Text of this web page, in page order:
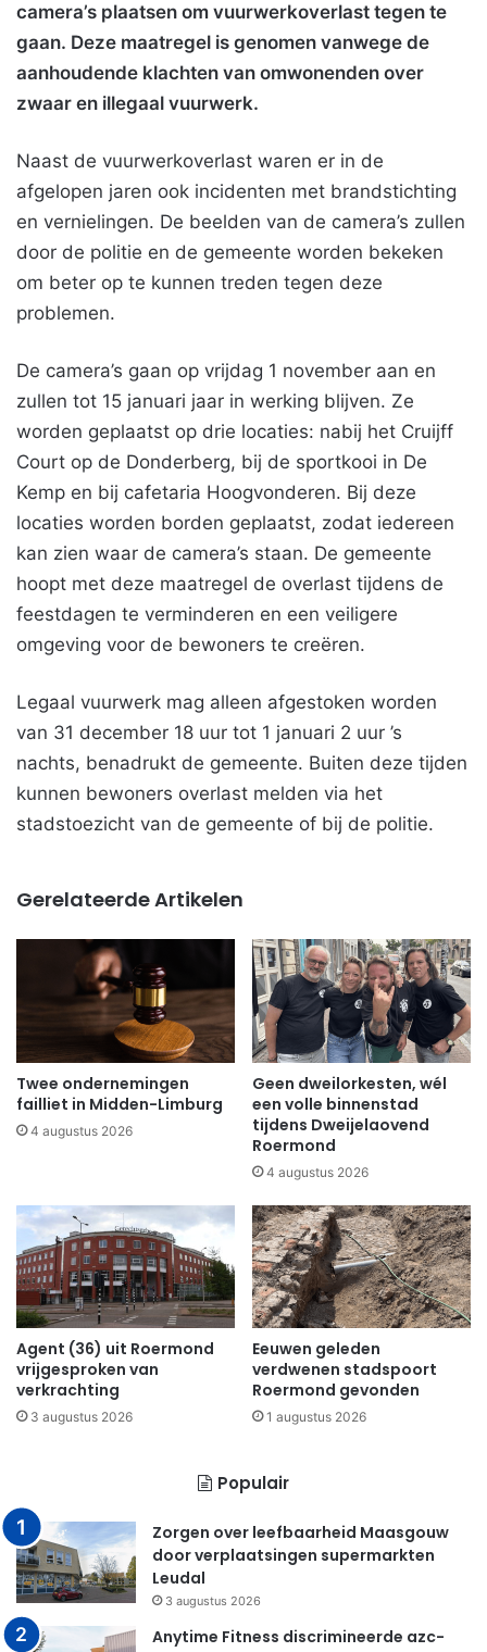
camera’s plaatsen om vuurwerkoverlast tegen te
gaan. Deze maatregel is genomen vanwege de
aanhoudende klachten van omwonenden over
zwaar en illegaal vuurwerk.
Naast de vuurwerkoverlast waren er in de
afgelopen jaren ook incidenten met brandstichting
en vernielingen. De beelden van de camera’s zullen
door de politie en de gemeente worden bekeken
om beter op te kunnen treden tegen deze
problemen.
De camera’s gaan op vrijdag 1 november aan en
zullen tot 15 januari jaar in werking blijven. Ze
worden geplaatst op drie locaties: nabij het Cruijff
Court op de Donderberg, bij de sportkooi in De
Kemp en bij cafetaria Hoogvonderen. Bij deze
locaties worden borden geplaatst, zodat iedereen
kan zien waar de camera’s staan. De gemeente
hoopt met deze maatregel de overlast tijdens de
feestdagen te verminderen en een veiligere
omgeving voor de bewoners te creëren.
Legaal vuurwerk mag alleen afgestoken worden
van 31 december 18 uur tot 1 januari 2 uur ’s
nachts, benadrukt de gemeente. Buiten deze tijden
kunnen bewoners overlast melden via het
stadstoezicht van de gemeente of bij de politie.
Gerelateerde Artikelen
Twee ondernemingen
failliet in Midden-Limburg
4 augustus 2026
Geen dweilorkesten, wél
een volle binnenstad
tijdens Dweijelaovend
Roermond
4 augustus 2026
Agent (36) uit Roermond
vrijgesproken van
verkrachting
3 augustus 2026
Eeuwen geleden
verdwenen stadspoort
Roermond gevonden
1 augustus 2026
Populair
Zorgen over leefbaarheid Maasgouw
door verplaatsingen supermarkten
Leudal
3 augustus 2026
Anytime Fitness discrimineerde azc-